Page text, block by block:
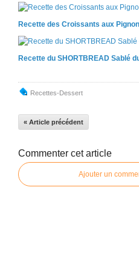
Recette des Croissants aux
Recette du SHORTBREAD Sablé
Recettes-Dessert
« Article précédent
Commenter cet article
Ajouter un